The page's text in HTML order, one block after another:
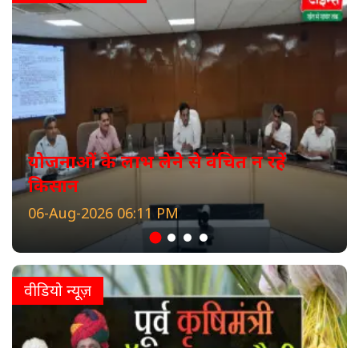
योजनाओं के लाभ लेने से वंचित न रहें
किसान
06-Aug-2026 06:11 PM
वीडियो न्यूज़